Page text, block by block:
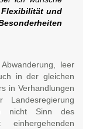
Flexibilität und
leer
in der gleichen
in Verhandlungen
nicht Sinn des